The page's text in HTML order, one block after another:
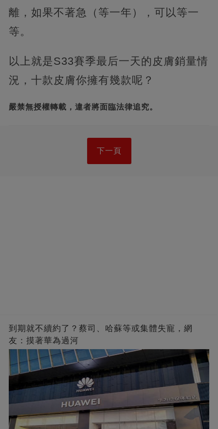
離，如果不著急（等一年），可以等一
等。
以上就是S33賽季最后一天的皮膚銷量情
況，十款皮膚你擁有幾款呢？
嚴禁無授權轉載，違者將面臨法律追究。
下一頁
到期就不續約了？蔡司、哈蘇等或集體失寵，網
友：摸著華為過河